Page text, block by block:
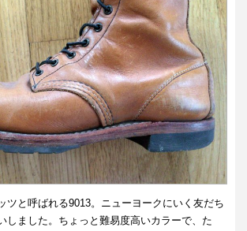
ツと呼ばれる9013。ニューヨークにいく友だち
しました。ちょっと難易度高いカラーで、た